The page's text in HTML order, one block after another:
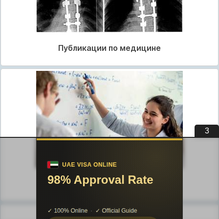
Публикации по медицине
Публикации по педагогике
Разделы публикаций
3